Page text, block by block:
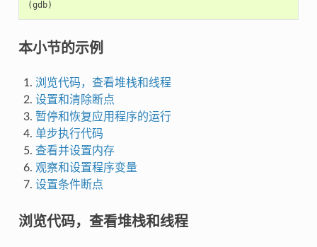
本小节的示例
浏览代码，查看堆栈和线程
设置和清除断点
暂停和恢复应用程序的运行
单步执行代码
查看并设置内存
观察和设置程序变量
设置条件断点
浏览代码，查看堆栈和线程